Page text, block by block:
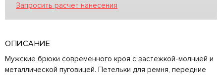
Запросить расчет нанесения
ОПИСАНИЕ
Мужские брюки современного кроя с застежкой-молнией и
металлической пуговицей. Петельки для ремня, передние